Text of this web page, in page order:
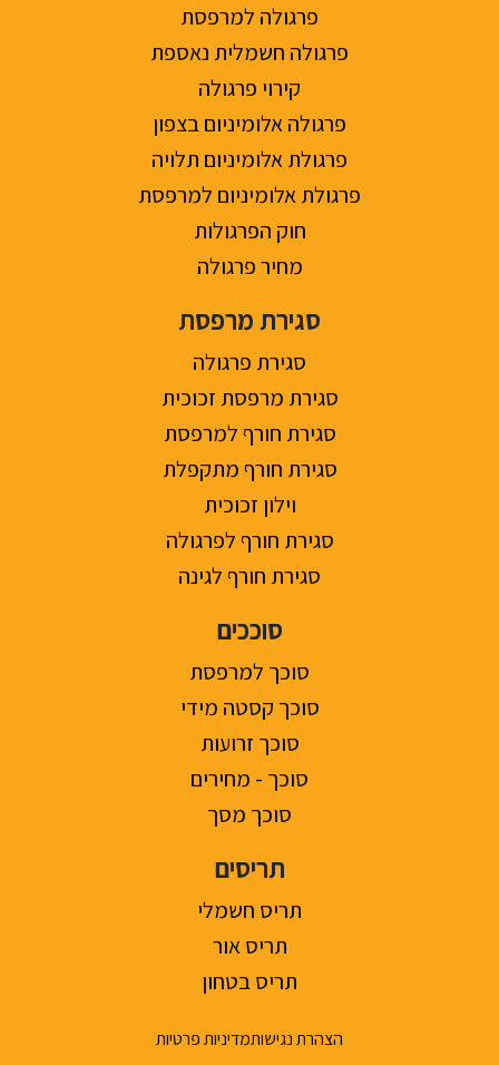
פרגולה למרפסת
פרגולה חשמלית נאספת
קירוי פרגולה
פרגולה אלומיניום בצפון
פרגולת אלומיניום תלויה
פרגולת אלומיניום למרפסת
חוק הפרגולות
מחיר פרגולה
סגירת מרפסת
סגירת פרגולה
סגירת מרפסת זכוכית
סגירת חורף למרפסת
סגירת חורף מתקפלת
וילון זכוכית
סגירת חורף לפרגולה
סגירת חורף לגינה
סוככים
סוכך למרפסת
סוכך קסטה מידי
סוכך זרועות
סוכך - מחירים
סוכך מסך
תריסים
תריס חשמלי
תריס אור
תריס בטחון
הצהרת נגישותמדיניות פרטיות